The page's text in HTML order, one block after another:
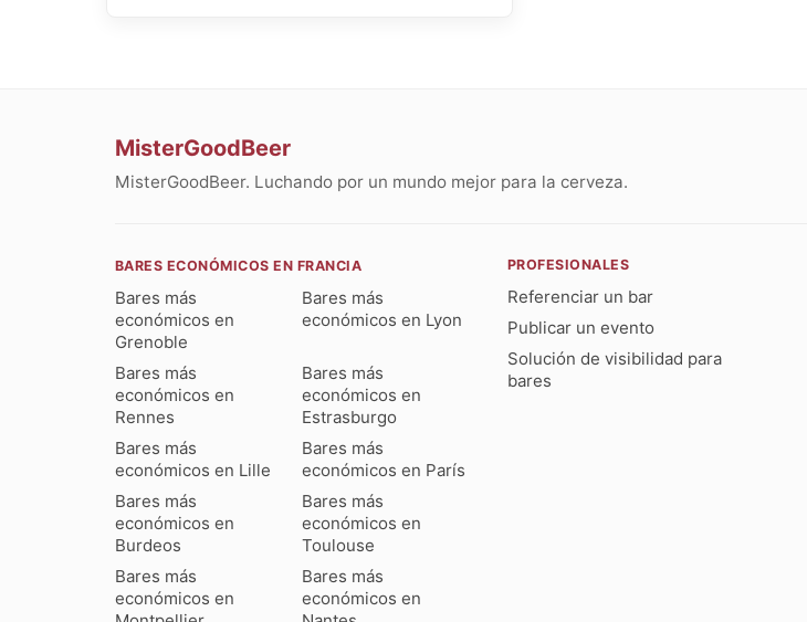
MisterGoodBeer
MisterGoodBeer. Luchando por un mundo mejor para la cerveza.
BARES ECONÓMICOS EN FRANCIA
Bares más
económicos en
Grenoble
Bares más
económicos en Lyon
Bares más
económicos en
Rennes
Bares más
económicos en
Estrasburgo
Bares más
económicos en Lille
Bares más
económicos en París
Bares más
económicos en
Burdeos
Bares más
económicos en
Toulouse
Bares más
económicos en
Bares más
económicos en
PROFESIONALES
Referenciar un bar
Publicar un evento
Solución de visibilidad para
bares